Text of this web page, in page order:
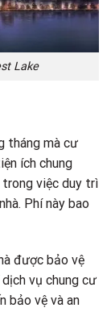
Lake
tháng mà cư
ích chung
việc duy trì
Phí này bao
được bảo vệ
vụ chung cư
bảo vệ và an